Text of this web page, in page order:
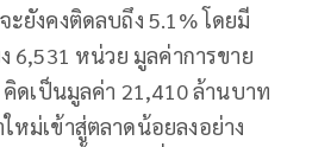
ยังคงติดลบถึง 5.1% โดยมี
6,531 หน่วย มูลค่าการขาย
ดเป็นมูลค่า 21,410 ล้านบาท
หม่เข้าสู่ตลาดน้อยลงอย่าง